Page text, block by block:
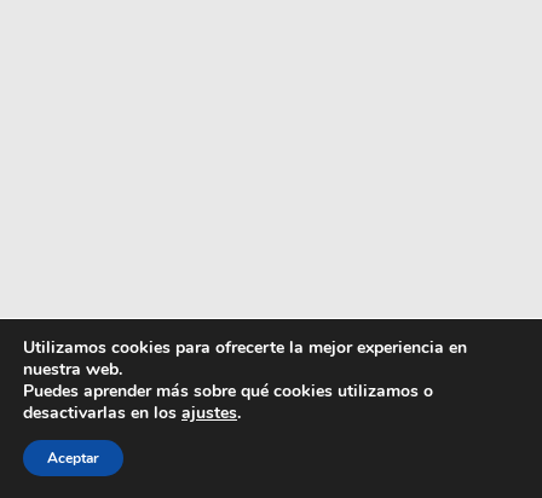
0 artículos - 0,00
Utilizamos cookies para ofrecerte la mejor experiencia en
nuestra web.
Puedes aprender más sobre qué cookies utilizamos o
desactivarlas en los ajustes.
Aceptar